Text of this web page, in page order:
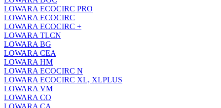
LOWARA ECOCIRC PRO
LOWARA ECOCIRC
LOWARA ECOCIRC +
LOWARA TLCN
LOWARA BG
LOWARA CEA
LOWARA HM
LOWARA ECOCIRC N
LOWARA ECOCIRC XL, XLPLUS
LOWARA VM
LOWARA CO
LOWARA CA